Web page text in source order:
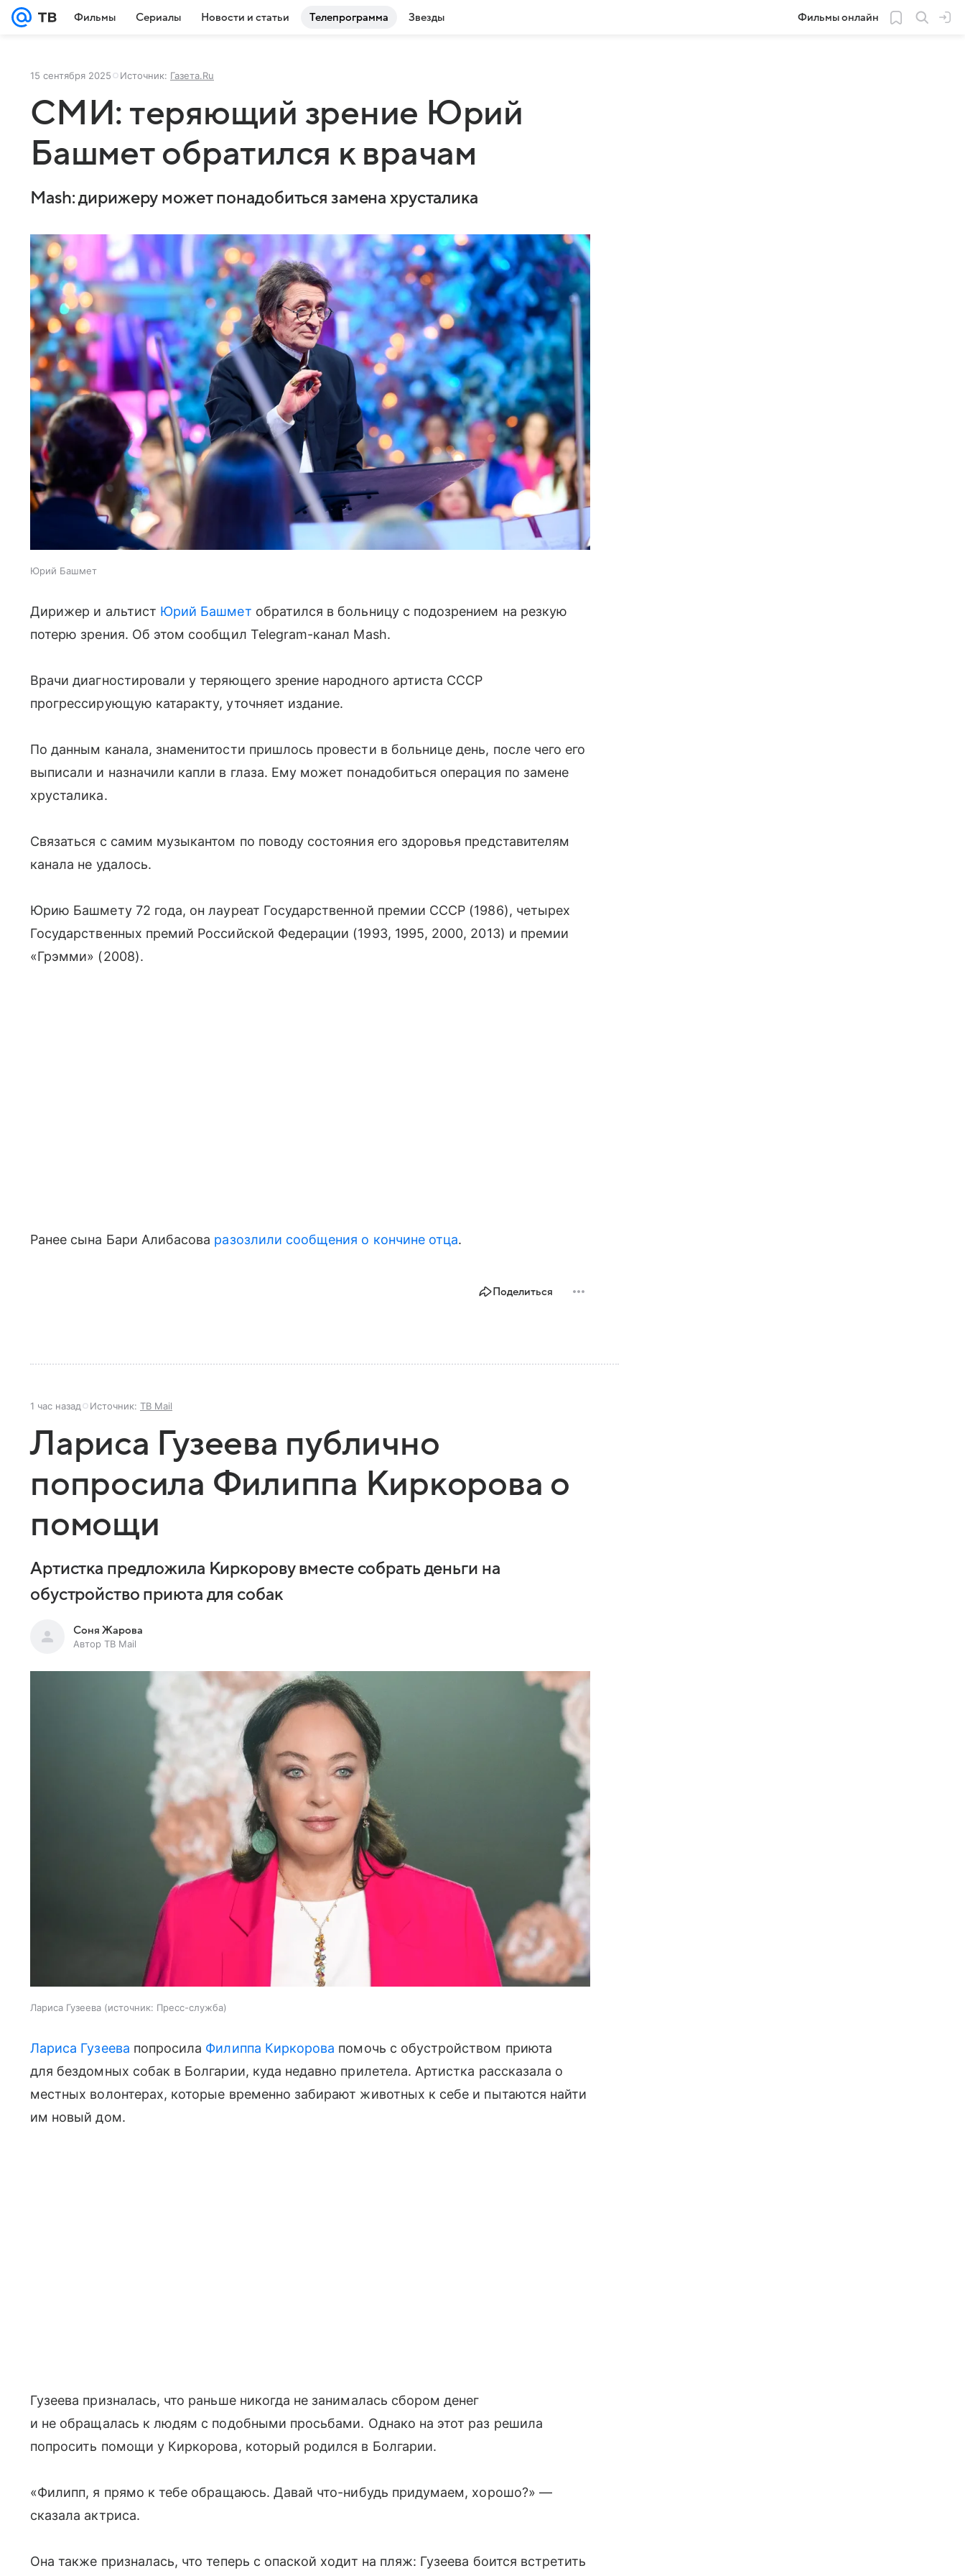
Фильмы Сериалы Новости и статьи Телепрограмма Звезды Фильмы онлайн
15 сентября 2025 Источник: Газета.Ru
СМИ: теряющий зрение Юрий
Башмет обратился к врачам
Mash: дирижеру может понадобиться замена хрусталика
Юрий Башмет
Дирижер и альтист Юрий Башмет обратился в больницу с подозрением на резкую
потерю зрения. Об этом сообщил Telegram-канал Mash.
Врачи диагностировали у теряющего зрение народного артиста СССР
прогрессирующую катаракту, уточняет издание.
По данным канала, знаменитости пришлось провести в больнице день, после чего его
выписали и назначили капли в глаза. Ему может понадобиться операция по замене
хрусталика.
Связаться с самим музыкантом по поводу состояния его здоровья представителям
канала не удалось.
Юрию Башмету 72 года, он лауреат Государственной премии СССР (1986), четырех
Государственных премий Российской Федерации (1993, 1995, 2000, 2013) и премии
«Грэмми» (2008).
Ранее сына Бари Алибасова разозлили сообщения о кончине отца.
Поделиться
1 час назад Источник: ТВ Mail
Лариса Гузеева публично
попросила Филиппа Киркорова о
помощи
Артистка предложила Киркорову вместе собрать деньги на
обустройство приюта для собак
Соня Жарова
Автор ТВ Mail
Лариса Гузеева источник: Пресс-служба
Лариса Гузеева попросила Филиппа Киркорова помочь с обустройством приюта
для бездомных собак в Болгарии, куда недавно прилетела. Артистка рассказала о
местных волонтерах, которые временно забирают животных к себе и пытаются найти
им новый дом.
Гузеева призналась, что раньше никогда не занималась сбором денег
и не обращалась к людям с подобными просьбами. Однако на этот раз решила
попросить помощи у Киркорова, который родился в Болгарии.
«Филипп, я прямо к тебе обращаюсь. Давай что-нибудь придумаем, хорошо?» —
сказала актриса.
Она также призналась, что теперь с опаской ходит на пляж: Гузеева боится встретить